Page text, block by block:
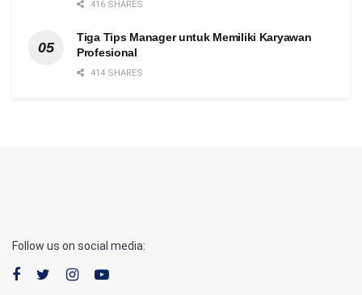
416 SHARES
Tiga Tips Manager untuk Memiliki Karyawan
Profesional
414 SHARES
Follow us on social media: